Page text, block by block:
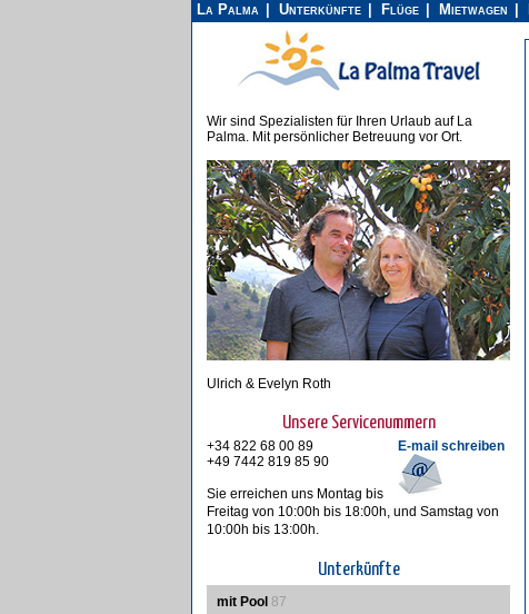
La Palma Unterkünfte Flüge Mietwagen
Wir sind Spezialisten für Ihren Urlaub auf La
Palma. Mit persönlicher Betreuung vor Ort.
Ulrich & Evelyn Roth
Unsere Servicenummern
E-mail schreiben
+34 822 68 00 89
+49 7442 819 85 90
Sie erreichen uns Montag bis
Freitag von 10:00h bis 18:00h, und Samstag von
10:00h bis 13:00h.
Unterkünfte
mit Pool 87